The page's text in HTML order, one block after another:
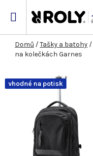
Domů /Tašky a batohy /
na kolečkách Garnes
vhodné na potisk